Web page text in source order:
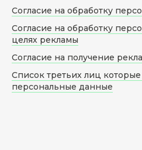
Согласие на обработку
Согласие на обработку
целях рекламы
Согласие на получение
Список третьих лиц
персональные данные